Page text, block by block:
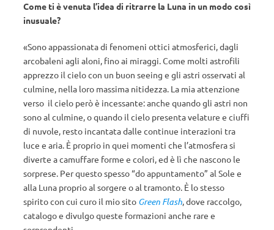
Come ti è venuta l’idea di ritrarre la Luna in un modo così
inusuale?
«Sono appassionata di fenomeni ottici atmosferici, dagli
arcobaleni agli aloni, fino ai miraggi. Come molti astrofili
apprezzo il cielo con un buon seeing e gli astri osservati al
culmine, nella loro massima nitidezza. La mia attenzione
verso il cielo però è incessante: anche quando gli astri non
sono al culmine, o quando il cielo presenta velature e ciuffi
di nuvole, resto incantata dalle continue interazioni tra
luce e aria. È proprio in quei momenti che l’atmosfera si
diverte a camuffare forme e colori, ed è lì che nascono le
sorprese. Per questo spesso “do appuntamento” al Sole e
alla Luna proprio al sorgere o al tramonto. È lo stesso
spirito con cui curo il mio sito Green Flash, dove raccolgo,
catalogo e divulgo queste formazioni anche rare e